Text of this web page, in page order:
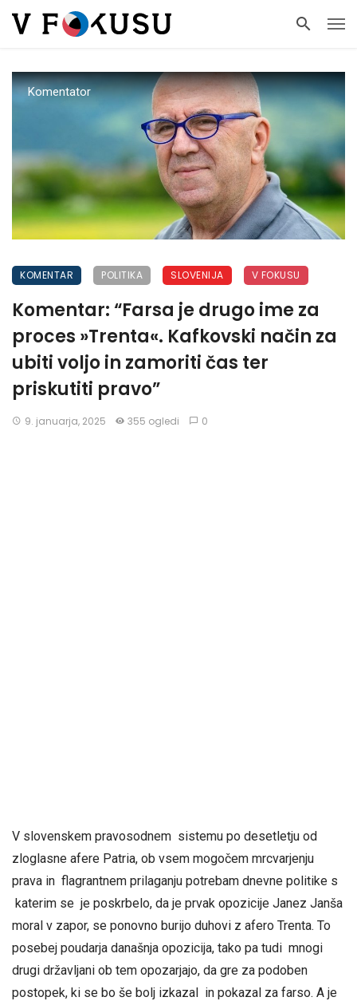
Komentator
KOMENTAR POLITIKA SLOVENIJA V FOKUSU
Komentar: “Farsa je drugo ime za
proces »Trenta«. Kafkovski način za
ubiti voljo in zamoriti čas ter
priskutiti pravo”
9. januarja, 2025 355 ogledi 0
V slovenskem pravosodnem sistemu po desetletju od
zloglasne afere Patria, ob vsem mogočem mrcvarjenju
prava in flagrantnem prilaganju potrebam dnevne politike s
katerim se je poskrbelo, da je prvak opozicije Janez Janša
moral v zapor, se ponovno burijo duhovi z afero Trenta. To
posebej poudarja današnja opozicija, tako pa tudi mnogi
drugi državljani ob tem opozarjajo, da gre za podoben
postopek, ki se bo še bolj izkazal in pokazal za farso. A je